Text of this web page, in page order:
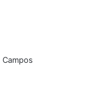
Campos